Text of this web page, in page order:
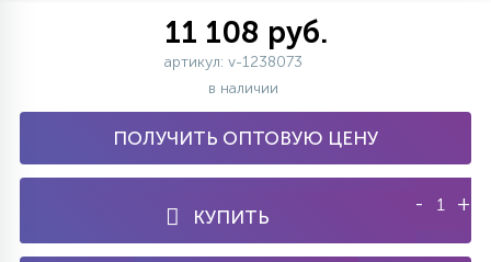
11 108 руб.
артикул: v-1238073
в наличии
ПОЛУЧИТЬ ОПТОВУЮ ЦЕНУ
КУПИТЬ
- +